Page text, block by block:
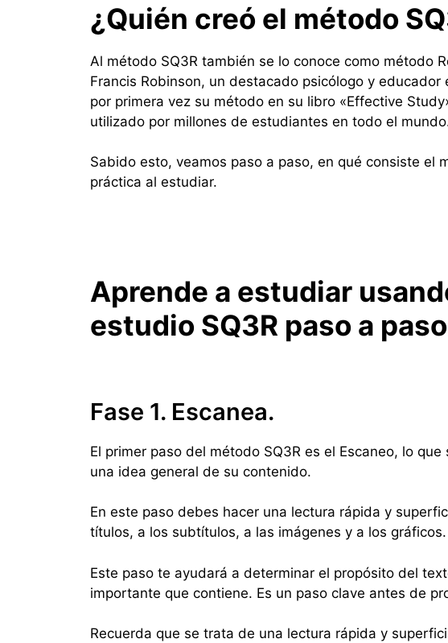
¿Quién creó el método
Al método SQ3R también se lo conoce como método
Francis Robinson, un destacado psicólogo y
por primera vez su método en su libro «Effective
utilizado por millones de estudiantes en todo el
Sabido esto, veamos paso a paso, en qué consiste el
práctica al estudiar.
Aprende a estudiar
estudio SQ3R paso a
Fase 1. Escanea.
El primer paso del método SQ3R es el Escaneo, lo
una idea general de su contenido.
En este paso debes hacer una lectura rápida y
títulos, a los subtítulos, a las imágenes y a los gráficos.
Este paso te ayudará a determinar el propósito del
importante que contiene. Es un paso clave antes de
Recuerda que se trata de una lectura rápida y